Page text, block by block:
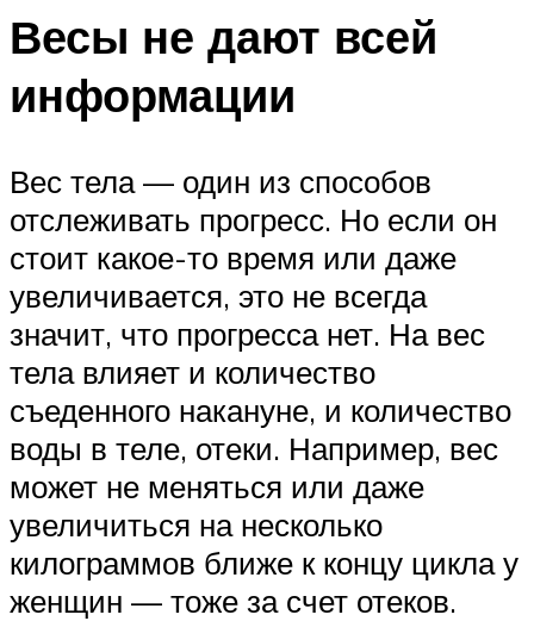
Весы не дают всей
информации
Вес тела — один из способов
отслеживать прогресс. Но если он
стоит какое-то время или даже
увеличивается, это не всегда
значит, что прогресса нет. На вес
тела влияет и количество
съеденного накануне, и количество
воды в теле, отеки. Например, вес
может не меняться или даже
увеличиться на несколько
килограммов ближе к концу цикла у
женщин — тоже за счет отеков.